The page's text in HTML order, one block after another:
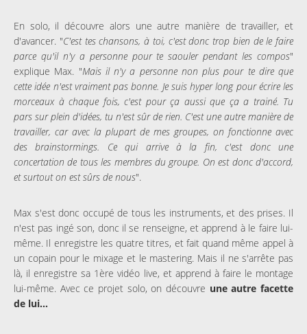
En solo, il découvre alors une autre manière de travailler, et
d'avancer. "C'est tes chansons, à toi, c'est donc trop bien de le faire
parce qu'il n'y a personne pour te saouler pendant les compos"
explique Max. "Mais il n'y a personne non plus pour te dire que
cette idée n'est vraiment pas bonne. Je suis hyper long pour écrire les
morceaux à chaque fois, c'est pour ça aussi que ça a trainé. Tu
pars sur plein d'idées, tu n'est sûr de rien. C'est une autre manière de
travailler, car avec la plupart de mes groupes, on fonctionne avec
des brainstormings. Ce qui arrive à la fin, c'est donc une
concertation de tous les membres du groupe. On est donc d'accord,
et surtout on est sûrs de nous".
Max s'est donc occupé de tous les instruments, et des prises. Il
n'est pas ingé son, donc il se renseigne, et apprend à le faire lui-
même. Il enregistre les quatre titres, et fait quand même appel à
un copain pour le mixage et le mastering. Mais il ne s'arrête pas
là, il enregistre sa 1ère vidéo live, et apprend à faire le montage
lui-même. Avec ce projet solo, on découvre une autre facette
de lui...